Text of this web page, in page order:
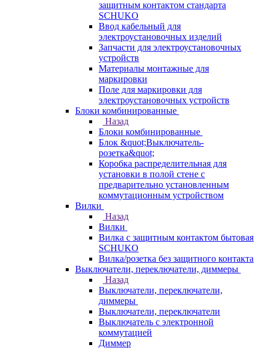
защитным контактом стандарта
SCHUKO
Ввод кабельный для
электроустановочных изделий
Запчасти для электроустановочных
устройств
Материалы монтажные для
маркировки
Поле для маркировки для
электроустановочных устройств
Блоки комбинированные
Назад
Блоки комбинированные
Блок &quot;Выключатель-
розетка&quot;
Коробка распределительная для
установки в полой стене с
предварительно установленным
коммутационным устройством
Вилки
Назад
Вилки
Вилка с защитным контактом бытовая
SCHUKO
Вилка/розетка без защитного контакта
Выключатели, переключатели, диммеры
Назад
Выключатели, переключатели,
диммеры
Выключатели, переключатели
Выключатель с электронной
коммутацией
Диммер